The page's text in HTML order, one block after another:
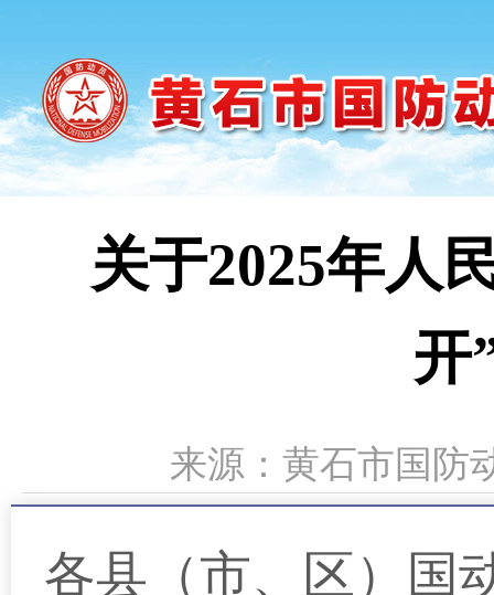
关于2025年人
开
来源：黄石市国
各县（市、区）国